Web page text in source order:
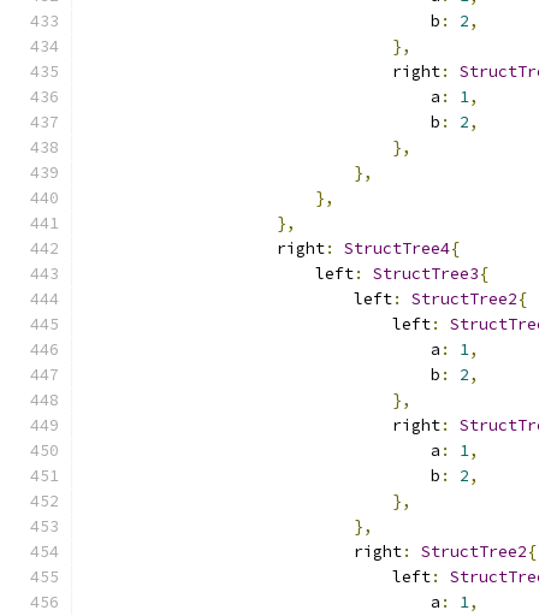
                                    b
: 2,
},
                                right
:
                                    a
: 1,
                                    b
: 2,
},
},
},
},
                    right
: StructTree4{
                        left
: StructTree3{
                            left
: StructTree2{
                                left
:
                                    a
: 1,
                                    b
: 2,
},
                                right
:
                                    a
: 1,
                                    b
: 2,
},
},
                            right
: StructTree2{
                                left
:
                                    a
: 1,